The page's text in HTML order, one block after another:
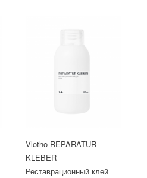
Vlotho REPARATUR
KLEBER
Реставрационный клей